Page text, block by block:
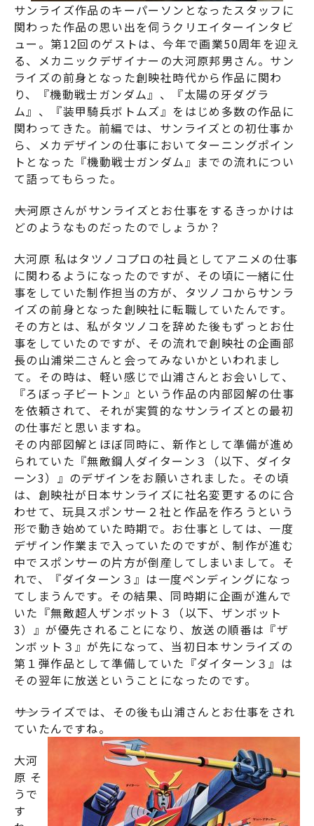
サンライズ作品のキーパーソンとなったスタッフに
関わった作品の思い出を伺うクリエイターインタビ
ュー。第12回のゲストは、今年で画業50周年を迎え
る、メカニックデザイナーの大河原邦男さん。サン
ライズの前身となった創映社時代から作品に関わ
り、『機動戦士ガンダム』、『太陽の牙ダグラ
ム』、『装甲騎兵ボトムズ』をはじめ多数の作品に
関わってきた。前編では、サンライズとの初仕事か
ら、メカデザインの仕事においてターニングポイン
トとなった『機動戦士ガンダム』までの流れについ
て語ってもらった。
――大河原さんがサンライズとお仕事をするきっかけは
どのようなものだったのでしょうか？
大河原 私はタツノコプロの社員としてアニメの仕事
に関わるようになったのですが、その頃に一緒に仕
事をしていた制作担当の方が、タツノコからサンラ
イズの前身となった創映社に転職していたんです。
その方とは、私がタツノコを辞めた後もずっとお仕
事をしていたのですが、その流れで創映社の企画部
長の山浦栄二さんと会ってみないかといわれまし
て。その時は、軽い感じで山浦さんとお会いして、
『ろぼっ子ビートン』という作品の内部図解の仕事
を依頼されて、それが実質的なサンライズとの最初
の仕事だと思いますね。
その内部図解とほぼ同時に、新作として準備が進め
られていた『無敵鋼人ダイターン３（以下、ダイタ
ーン3） 』のデザインをお願いされました。その頃
は、創映社が日本サンライズに社名変更するのに合
わせて、玩具スポンサー２社と作品を作ろうという
形で動き始めていた時期で。お仕事としては、一度
デザイン作業まで入っていたのですが、制作が進む
中でスポンサーの片方が倒産してしまいまして。そ
れで、『ダイターン３』は一度ペンディングになっ
てしまうんです。その結果、同時期に企画が進んで
いた『無敵超人ザンボット３（以下、ザンボット
3） 』が優先されることになり、放送の順番は『ザ
ンボット３ 』が先になって、当初日本サンライズの
第１弾作品として準備していた『ダイターン３』は
その翌年に放送ということになったのです。
――サンライズでは、その後も山浦さんとお仕事をされ
ていたんですね。
大河
原 そ
うで
す